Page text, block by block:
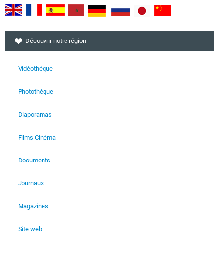
Découvrir notre région
Vidéothéque
Photothèque
Diaporamas
Films Cinéma
Documents
Journaux
Magazines
Site web